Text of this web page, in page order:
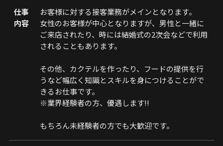
仕事
内容
お客様に対する接客業務がメインとなります。
女性のお客様が中心となりますが、男性と一緒に
ご来店されたり、時には結婚式の2次会などで利用
されることもあります。
その他、カクテルを作ったり、フードの提供を行
うなど幅広く知識とスキルを身につけることがで
きるお仕事です。
※業界経験者の方、優遇します!!
もちろん未経験者の方でも大歓迎です。